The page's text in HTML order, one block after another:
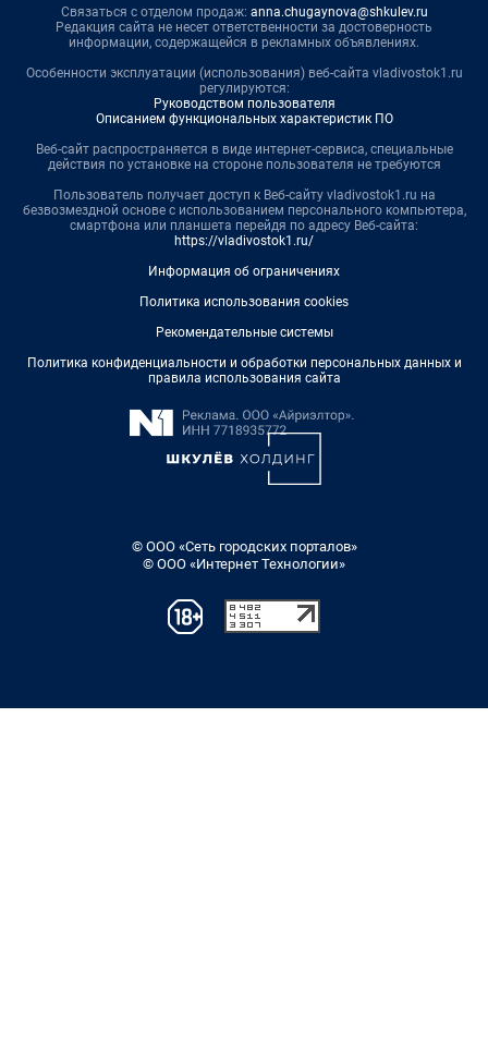
Связаться с отделом продаж: anna.chugaynova@shkulev.ru
Редакция сайта не несет ответственности за достоверность
информации, содержащейся в рекламных объявлениях.
Особенности эксплуатации (использования) веб-сайта vladivostok1.ru
регулируются:
Руководством пользователя
Описанием функциональных характеристик ПО
Веб-сайт распространяется в виде интернет-сервиса, специальные
действия по установке на стороне пользователя не требуются
Пользователь получает доступ к Веб-сайту vladivostok1.ru на
безвозмездной основе с использованием персонального компьютера,
смартфона или планшета перейдя по адресу Веб-сайта:
https://vladivostok1.ru/
Информация об ограничениях
Политика использования cookies
Рекомендательные системы
Политика конфиденциальности и обработки персональных данных и
правила использования сайта
© ООО «Сеть городских порталов»
© ООО «Интернет Технологии»